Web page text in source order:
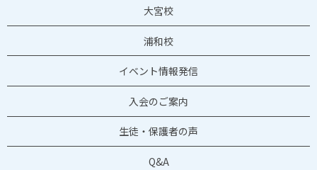
大宮校
浦和校
イベント情報発信
入会のご案内
生徒・保護者の声
Q&A